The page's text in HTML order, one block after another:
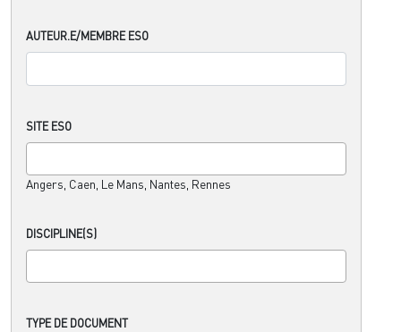
AUTEUR.E/MEMBRE ESO
SITE ESO
Angers, Caen, Le Mans, Nantes, Rennes
DISCIPLINE(S)
TYPE DE DOCUMENT